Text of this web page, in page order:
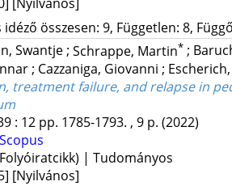
[Nyilvános]
összesen: 9, Független: 8,
Swantje; Schrappe, Martin* ;
; Cazzaniga, Giovanni ;
treatment failure, and relapse in
: 12 pp. 1785-1793. , 9 p. (2022)
Scopus
| Tudományos
[Nyilvános]